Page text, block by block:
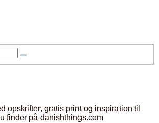
opskrifter, gratis print og inspiration til
finder på danishthings.com